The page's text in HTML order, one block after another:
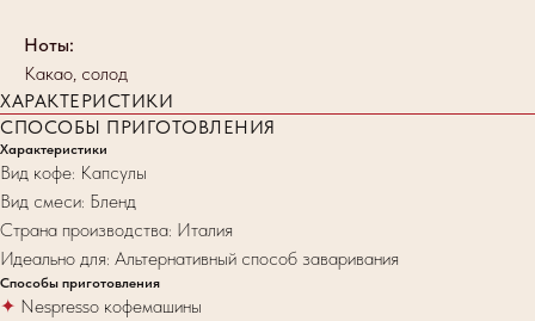
Ноты:
Какао, солод
ХАРАКТЕРИСТИКИ
СПОСОБЫ ПРИГОТОВЛЕНИЯ
Характеристики
Вид кофе: Капсулы
Вид смеси: Бленд
Страна производства: Италия
Идеально для: Альтернативный способ заваривания
Способы приготовления
✦ Nespresso кофемашины